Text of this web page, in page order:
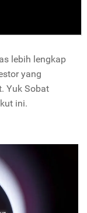
lebih lengkap
yang
Yuk Sobat
ini.